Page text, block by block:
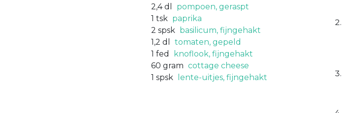
2,4 dl
pompoen, geraspt
1 tsk paprika
2 spsk basilicum, fijngehakt
1,2 dl
tomaten, gepeld
1 fed
knoflook, fijngehakt
60 gram cottage cheese
1 spsk lente-uitjes, fijngehakt